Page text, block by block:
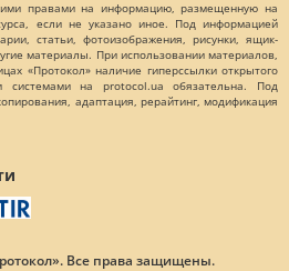
правами на информацию, размещенную на
если не указано иное. Под информацией
статьи, фотоизображения, рисунки, ящик-
материалы. При использовании материалов,
«Протокол» наличие гиперссылки открытого
системами на protocol.ua обязательна. Под
адаптация, рерайтинг, модификация
Все права защищены.